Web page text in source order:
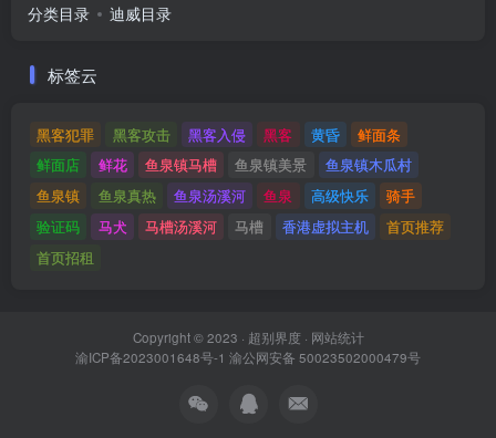
分类目录 迪威目录
标签云
黑客犯罪 黑客攻击 黑客入侵 黑客 黄昏
鲜面条
鲜面店
鲜花 鱼泉镇马槽 鱼泉镇美景
鱼泉镇木瓜村
鱼泉镇
鱼泉真热 鱼泉汤溪河 鱼泉 高级快乐
骑手
验证码
马犬 马槽汤溪河 马槽 香港虚拟主机
首页推荐
首页招租
Copyright © 2023 · 超别界度· 网站统计
渝ICP备2023001648号-1 渝公网安备 50023502000479号